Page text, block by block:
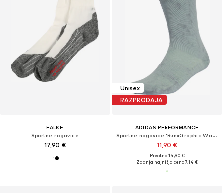
FALKE
Športne nogavice
17,90 €
Unisex
RAZPRODAJA
ADIDAS PERFORMANCE
Športne nogavice 'RunxGraphic Washed'
11,90 €
Prvotno: 14,90 €
Zadnja najnižja cena7,14 €